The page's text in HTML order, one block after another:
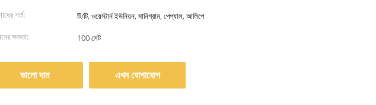
শর্ত:
টি/টি, ওয়েস্টার্ন ইউনিয়ন, মানিগ্রাম, পেপ্যাল, আলিপে
ক্ষমতা:
100 সেট
ভালো দাম এখন যোগাযোগ